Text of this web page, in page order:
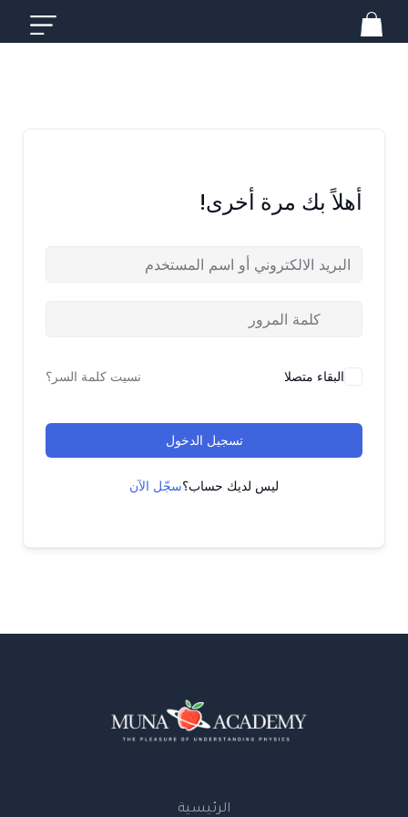
تخطي
أهلاً بك مرة أخرى!
البقاء متصلا نسيت كلمة السر؟
تسجيل الدخول
ليس لديك حساب؟سجّل الآن
الرئيسية